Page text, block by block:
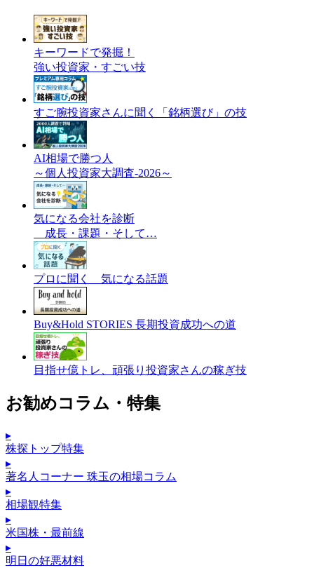
キーワードで発掘！
強い投資家・すごい技
すご腕投資家さんに聞く「銘柄選び」の技
AI相場で勝つ人
～個人投資家大調査-2026～
気になる会社を診断
成長・課題・そして…
プロに聞く 気になる話題
Buy&Hold STORIES 長期投資成功への道
目指せ億トレ、頑張り投資家さんの稼ぎ技
お勧めコラム・特集
▸
株探トップ特集
▸
著名人コーナー 珠玉の相場コラム
▸
相場観特集
▸
米国株・最前線
▸
明日の好悪材料